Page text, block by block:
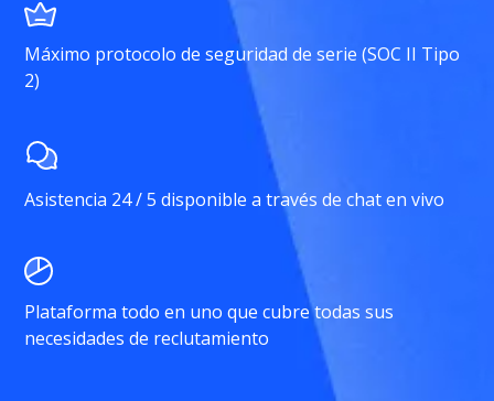
Máximo protocolo de seguridad de serie (SOC II Tipo
2)
Asistencia 24 / 5 disponible a través de chat en vivo
Plataforma todo en uno que cubre todas sus
necesidades de reclutamiento